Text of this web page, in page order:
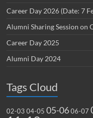
Career Day 2026 (Date: 7
Alumni Sharing Session on
Career Day 2025
Alumni Day 2024
Tags Cloud
02-03 04-05 05-06 06-07